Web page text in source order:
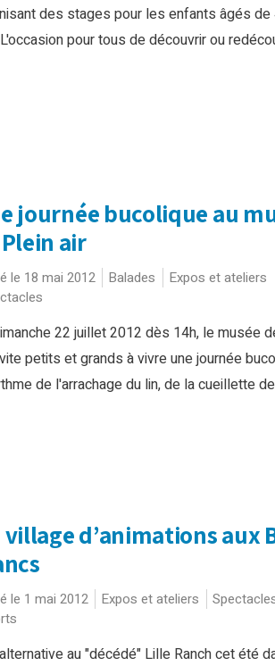
des stages pour les enfants âgés de
pour tous de découvrir ou
journée bucolique au
air
le 18 mai 2012 Balades
Expos et ateliers
22 juillet 2012 dès 14h, le musée
petits et grands à vivre une journée
de l'arrachage du lin, de la cueillette
village d’animations aux
le 1 mai 2012 Expos et ateliers
au "décédé" Lille Ranch cet été